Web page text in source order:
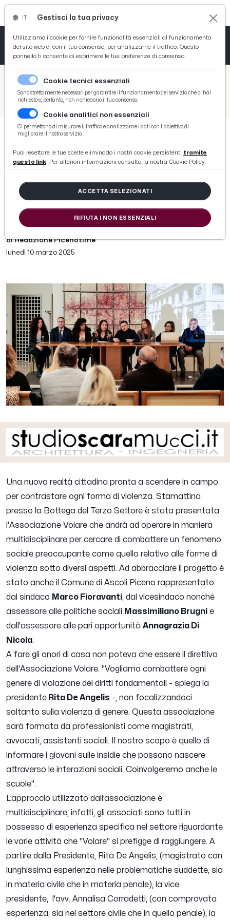
/ Picenotime
/ News
Ascoli Piceno, presentata l'Associazione Volare. Obiettivo unire le forze per contrastare ogni forma di violenza sociale
Ascoli Piceno, presentata
l'Associazione Volare. Obiettivo
unire le forze per contrastare ogni
forma di violenza sociale
di Redazione Picenotime
lunedì 10 marzo 2025
Una nuova realtà cittadina pronta a scendere in campo
per contrastare ogni forma di violenza. Stamattina
presso la Bottega del Terzo Settore è stata presentata
l'Associazione Volare che andrà ad operare in maniera
multidisciplinare per cercare di combattere un fenomeno
sociale preoccupante come quello relativo alle forme di
violenza sotto diversi aspetti. Ad abbracciare il progetto è
stato anche il Comune di Ascoli Piceno rappresentato
dal sindaco Marco Fioravanti, dal vicesindaco nonché
assessore alle politiche sociali Massimiliano Brugni e
dall'assessore alle pari opportunità Annagrazia Di
Nicola.
A fare gli onori di casa non poteva che essere il direttivo
dell'Associazione Volare. ''Vogliamo combattere ogni
genere di violazione dei diritti fondamentali - spiega la
presidente Rita De Angelis -, non focalizzandoci
soltanto sulla violenza di genere. Questa associazione
sarà formata da professionisti come magistrati,
avvocati, assistenti sociali. Il nostro scopo è quello di
informare i giovani sulle insidie che possono nascere
attraverso le interazioni sociali. Coinvolgeremo anche le
scuole''.
L’approccio utilizzato dall’associazione è
multidisciplinare, infatti, gli associati sono tutti in
possesso di esperienza specifica nel settore riguardante
le varie attività che "Volare" si prefigge di raggiungere. A
partire dalla Presidente, Rita De Angelis, (magistrato con
lunghissima esperienza nelle problematiche suddette, sia
in materia civile che in materia penale), la vice
presidente, l'avv. Annalisa Corradetti, (con comprovata
esperienza, sia nel settore civile che in quello penale), la
Gestisci la tua privacy
Utilizziamo i cookie per fornire funzionalità essenziali al funzionamento
del sito web e, con il tuo consenso, per analizzarne il traffico. Questo
pannello ti consente di esprimere le tue preferenze di consenso.
Cookie tecnici essenziali
Sono strettamente necessari per garantire il funzionamento del servizio che ci hai
richiesto e, pertanto, non richiedono il tuo consenso.
Cookie analitici non essenziali
Ci permettono di misurare il traffico e analizzarne i dati con l'obiettivo di
migliorare il nostro servizio.
Puoi resettare le tue scelte eliminado i nostri cookie persistenti tramite
questo link. Per ulteriori informazioni consulta la nostra Cookie Policy.
ACCETTA SELEZIONATI
RIFIUTA I NON ESSENZIALI
Tutto News
Tutto Sport
Basket
Ciclismo
Tutto Curiosità